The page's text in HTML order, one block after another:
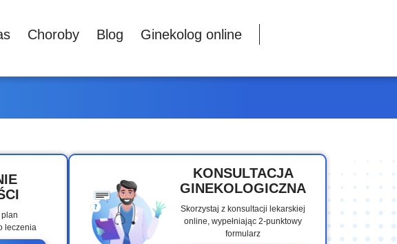
Сhoroby Blog Ginekolog online
plan
leczenia
KONSULTACJA
GINEKOLOGICZNA
Skorzystaj z konsultacji lekarskiej
online, wypełniając 2-punktowy
formularz